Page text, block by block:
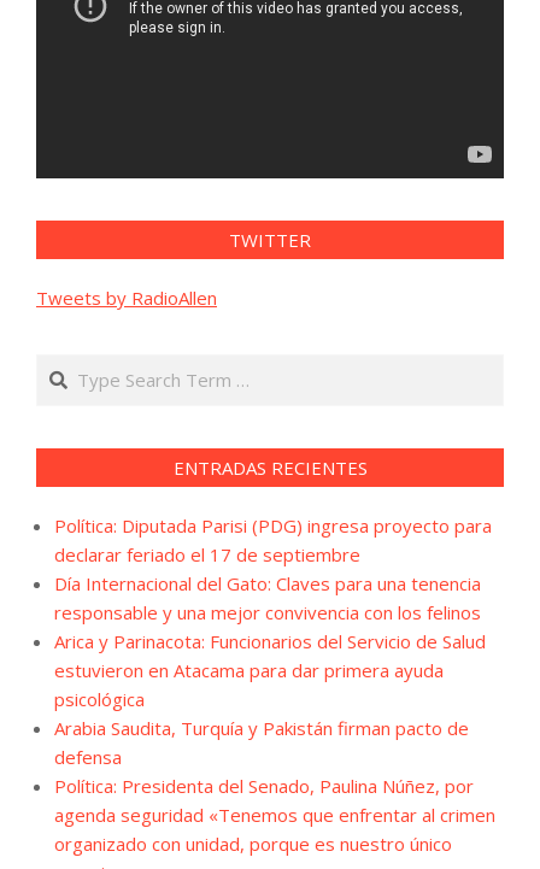
TWITTER
Tweets by RadioAllen
Search
ENTRADAS RECIENTES
Política: Diputada Parisi (PDG) ingresa proyecto para
declarar feriado el 17 de septiembre
Día Internacional del Gato: Claves para una tenencia
responsable y una mejor convivencia con los felinos
Arica y Parinacota: Funcionarios del Servicio de Salud
estuvieron en Atacama para dar primera ayuda
psicológica
Arabia Saudita, Turquía y Pakistán firman pacto de
defensa
Política: Presidenta del Senado, Paulina Núñez, por
agenda seguridad «Tenemos que enfrentar al crimen
organizado con unidad, porque es nuestro único